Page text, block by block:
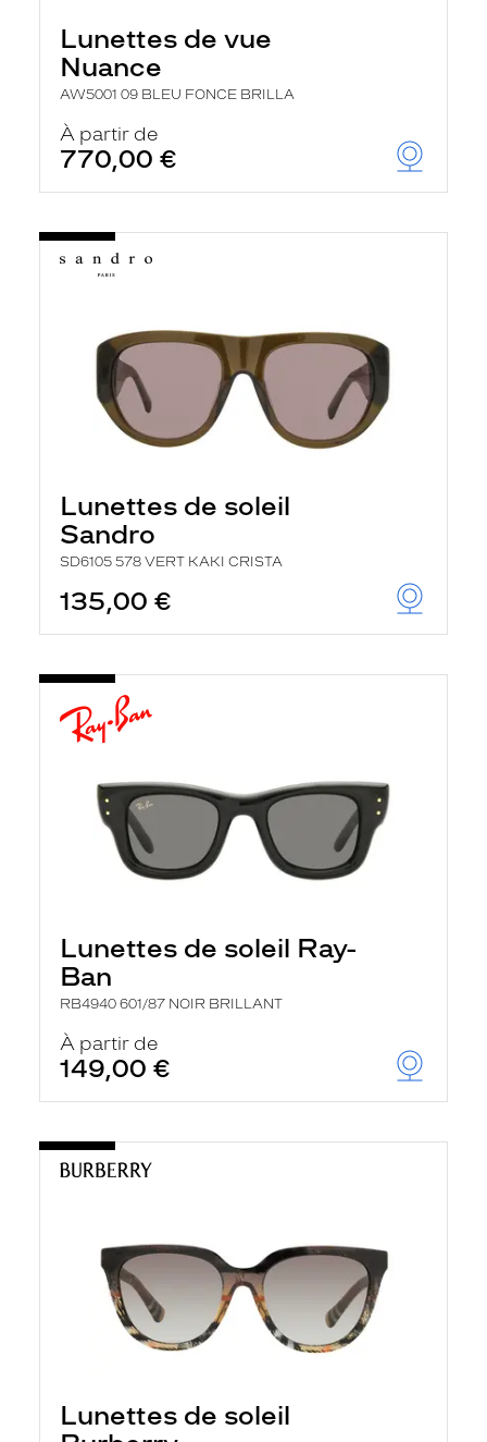
Lunettes de vue
Nuance
AW5001 09 BLEU FONCE BRILLA
À partir de
770,00 €
Lunettes de soleil
Sandro
SD6105 578 VERT KAKI CRISTA
135,00 €
Lunettes de soleil Ray-
Ban
RB4940 601/87 NOIR BRILLANT
À partir de
149,00 €
Lunettes de soleil